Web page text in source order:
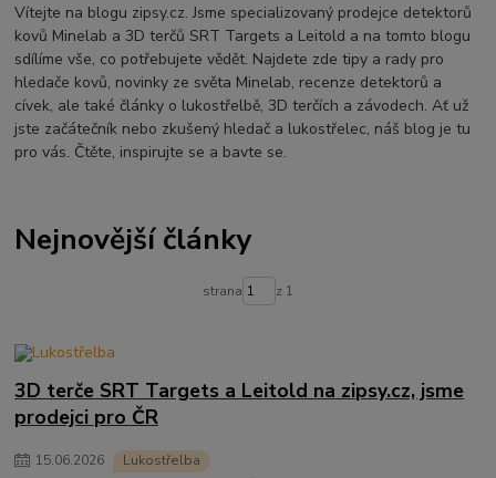
Jídlo na cesty
Mníšek u Liberece Karlovy Vary
Equinox 900
Soutěž o detektor
Severní Čechy
hledání pokladů
technologie Multi IQ
Vítejte na blogu zipsy.cz. Jsme specializovaný prodejce detektorů
kovů Minelab a 3D terčů SRT Targets a Leitold a na tomto blogu
sdílíme vše, co potřebujete vědět. Najdete zde tipy a rady pro
hledače kovů, novinky ze světa Minelab, recenze detektorů a
cívek, ale také články o lukostřelbě, 3D terčích a závodech. Ať už
jste začátečník nebo zkušený hledač a lukostřelec, náš blog je tu
pro vás. Čtěte, inspirujte se a bavte se.
Nejnovější články
strana z 1
3D terče SRT Targets a Leitold na zipsy.cz, jsme
prodejci pro ČR
15.06.2026 Lukostřelba